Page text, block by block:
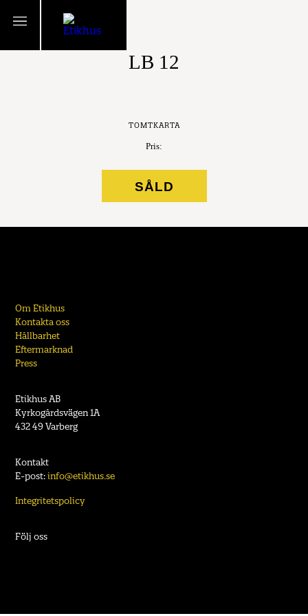
TILLBAKA
LB 12
TOMTKARTA
Pris:
SÅLD
Om Etikhus
Kontakta oss
Hållbarhet
Eftermarknad
Press
Etikhus AB
Kyrkogårdsvägen 1A
432 49 Varberg
Kontakt
E-post:info@etikhus.se
Integritetspolicy
Följ oss